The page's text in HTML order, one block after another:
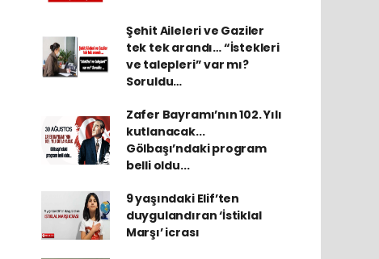
Şehit Aileleri ve Gaziler
tek tek arandı… “İstekleri
ve talepleri” var mı?
Soruldu…
Zafer Bayramı’nın 102. Yılı
kutlanacak...
Gölbaşı’ndaki program
belli oldu...
9 yaşındaki Elif’ten
duygulandıran ‘İstiklal
Marşı’ icrası